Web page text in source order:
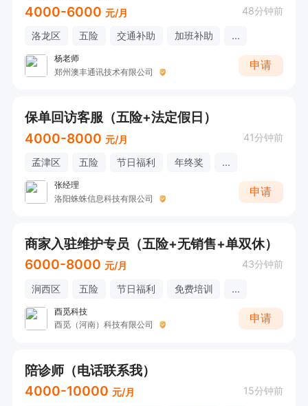
4000-6000 元/月 48分钟前
洛龙区 五险 交通补助 加班补助 ...
杨老师
郑州澳丰通讯技术有限公司
申请
保单回访客服（五险+法定假日）
4000-8000 元/月 41分钟前
孟津区 五险 节日福利 年终奖 ...
张经理
洛阳蛛蛛信息科技有限公司
申请
商家入驻维护专员（五险+无销售+单双休）
6000-8000 元/月 43分钟前
涧西区 五险 节日福利 免费培训 ...
酉觅科技
酉觅（河南）科技有限公司
申请
陪诊师（电话联系我）
4000-10000 元/月 15分钟前